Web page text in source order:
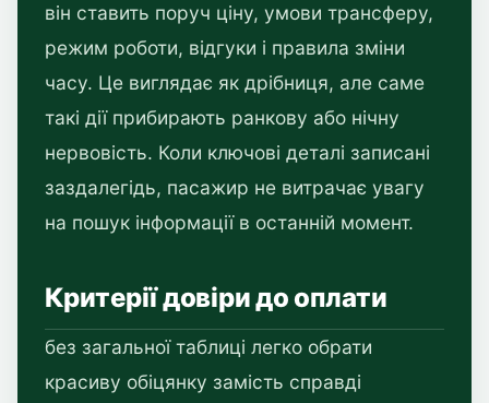
він ставить поруч ціну, умови трансферу,
режим роботи, відгуки і правила зміни
часу. Це виглядає як дрібниця, але саме
такі дії прибирають ранкову або нічну
нервовість. Коли ключові деталі записані
заздалегідь, пасажир не витрачає увагу
на пошук інформації в останній момент.
Критерії довіри до оплати
без загальної таблиці легко обрати
красиву обіцянку замість справді